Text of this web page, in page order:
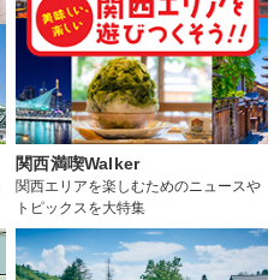
関西満喫Walker
関西エリアを楽しむためのニュースや
トピックスを大特集